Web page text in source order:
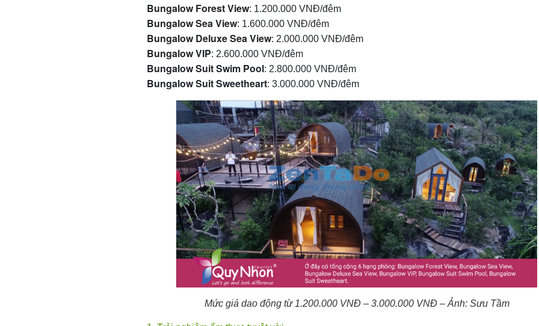
Bungalow Forest View: 1.200.000 VNĐ/đêm
Bungalow Sea View: 1.600.000 VNĐ/đêm
Bungalow Deluxe Sea View: 2.000.000 VNĐ/đêm
Bungalow VIP: 2.600.000 VNĐ/đêm
Bungalow Suit Swim Pool: 2.800.000 VNĐ/đêm
Bungalow Suit Sweetheart: 3.000.000 VNĐ/đêm
Mức giá dao động từ 1.200.000 VNĐ – 3.000.000 VNĐ – Ảnh: Sưu Tầm